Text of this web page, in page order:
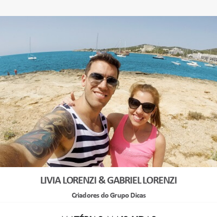
LIVIA LORENZI & GABRIEL LORENZI
Criadores do Grupo Dicas